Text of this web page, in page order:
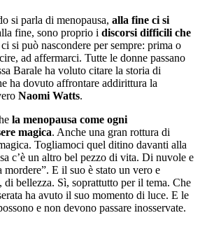
si parla di menopausa, alla fine ci si
fine, sono proprio i discorsi difficili che
si può nascondere per sempre: prima o
ad affermarci. Tutte le donne passano
Barale ha voluto citare la storia di
ha dovuto affrontare addirittura la
Naomi Watts.
la menopausa come ogni
magica. Anche una gran rottura di
Togliamoci quel ditino davanti alla
c’è un altro bel pezzo di vita. Di nuvole e
E il suo è stato un vero e
bellezza. Sì, soprattutto per il tema. Che
ha avuto il suo momento di luce. E le
e non devono passare inosservate.